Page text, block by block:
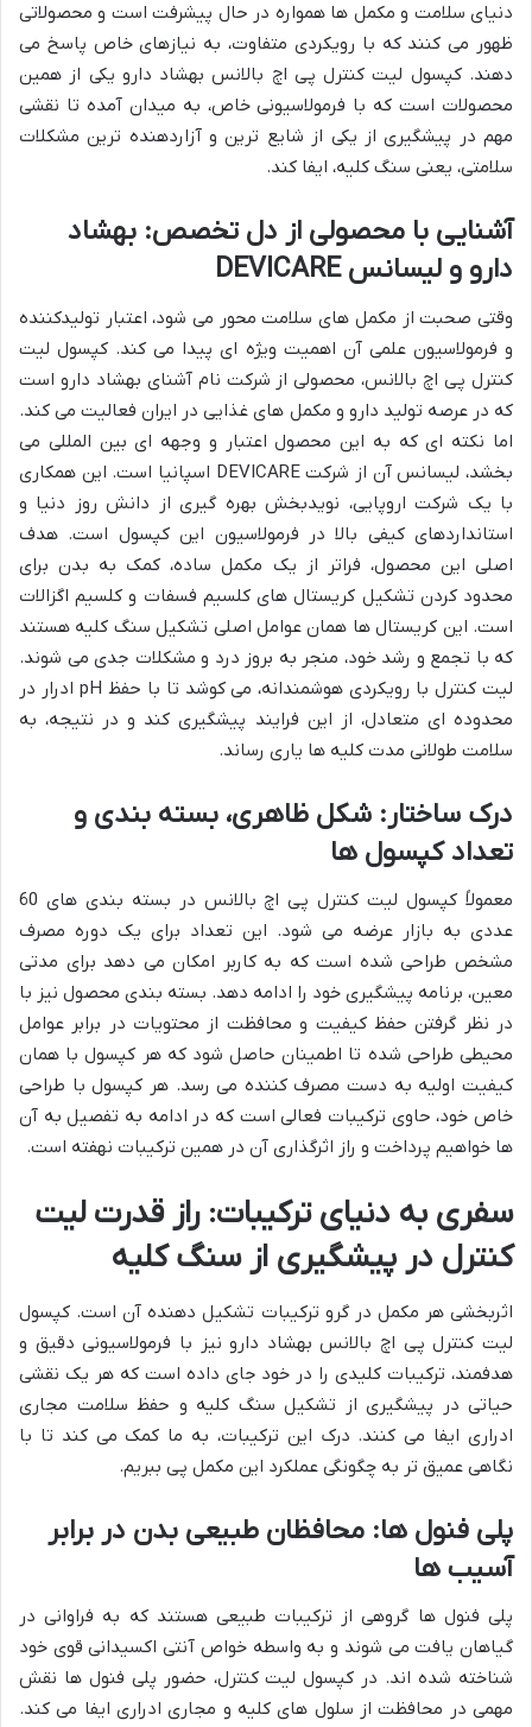
دنیای سلامت و مکمل ها همواره در حال پیشرفت است و محصولاتی
ظهور می کنند که با رویکردی متفاوت، به نیازهای خاص پاسخ می
دهند. کپسول لیت کنترل پی اچ بالانس بهشاد دارو یکی از همین
محصولات است که با فرمولاسیونی خاص، به میدان آمده تا نقشی
مهم در پیشگیری از یکی از شایع ترین و آزاردهنده ترین مشکلات
سلامتی، یعنی سنگ کلیه، ایفا کند.
آشنایی با محصولی از دل تخصص: بهشاد
دارو و لیسانس DEVICARE
وقتی صحبت از مکمل های سلامت محور می شود، اعتبار تولیدکننده
و فرمولاسیون علمی آن اهمیت ویژه ای پیدا می کند. کپسول لیت
کنترل پی اچ بالانس، محصولی از شرکت نام آشنای بهشاد دارو است
که در عرصه تولید دارو و مکمل های غذایی در ایران فعالیت می کند.
اما نکته ای که به این محصول اعتبار و وجهه ای بین المللی می
بخشد، لیسانس آن از شرکت DEVICARE اسپانیا است. این همکاری
با یک شرکت اروپایی، نویدبخش بهره گیری از دانش روز دنیا و
استانداردهای کیفی بالا در فرمولاسیون این کپسول است. هدف
اصلی این محصول، فراتر از یک مکمل ساده، کمک به بدن برای
محدود کردن تشکیل کریستال های کلسیم فسفات و کلسیم اگزالات
است. این کریستال ها همان عوامل اصلی تشکیل سنگ کلیه هستند
که با تجمع و رشد خود، منجر به بروز درد و مشکلات جدی می شوند.
لیت کنترل با رویکردی هوشمندانه، می کوشد تا با حفظ pH ادرار در
محدوده ای متعادل، از این فرایند پیشگیری کند و در نتیجه، به
سلامت طولانی مدت کلیه ها یاری رساند.
درک ساختار: شکل ظاهری، بسته بندی و
تعداد کپسول ها
معمولاً کپسول لیت کنترل پی اچ بالانس در بسته بندی های 60
عددی به بازار عرضه می شود. این تعداد برای یک دوره مصرف
مشخص طراحی شده است که به کاربر امکان می دهد برای مدتی
معین، برنامه پیشگیری خود را ادامه دهد. بسته بندی محصول نیز با
در نظر گرفتن حفظ کیفیت و محافظت از محتویات در برابر عوامل
محیطی طراحی شده تا اطمینان حاصل شود که هر کپسول با همان
کیفیت اولیه به دست مصرف کننده می رسد. هر کپسول با طراحی
خاص خود، حاوی ترکیبات فعالی است که در ادامه به تفصیل به آن
ها خواهیم پرداخت و راز اثرگذاری آن در همین ترکیبات نهفته است.
سفری به دنیای ترکیبات: راز قدرت لیت
کنترل در پیشگیری از سنگ کلیه
اثربخشی هر مکمل در گرو ترکیبات تشکیل دهنده آن است. کپسول
لیت کنترل پی اچ بالانس بهشاد دارو نیز با فرمولاسیونی دقیق و
هدفمند، ترکیبات کلیدی را در خود جای داده است که هر یک نقشی
حیاتی در پیشگیری از تشکیل سنگ کلیه و حفظ سلامت مجاری
ادراری ایفا می کنند. درک این ترکیبات، به ما کمک می کند تا با
نگاهی عمیق تر به چگونگی عملکرد این مکمل پی ببریم.
پلی فنول ها: محافظان طبیعی بدن در برابر
آسیب ها
پلی فنول ها گروهی از ترکیبات طبیعی هستند که به فراوانی در
گیاهان یافت می شوند و به واسطه خواص آنتی اکسیدانی قوی خود
شناخته شده اند. در کپسول لیت کنترل، حضور پلی فنول ها نقش
مهمی در محافظت از سلول های کلیه و مجاری ادراری ایفا می کند.